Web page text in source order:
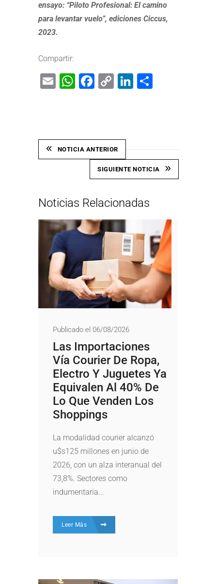
ensayo: “Piloto Profesional: El camino
para levantar vuelo”, ediciones Ciccus,
2023.
Compartir:
EmailWhatsApp
Facebook
CopyLinkedIn
NOTICIA ANTERIOR
SIGUIENTE NOTICIA
Noticias Relacionadas
Publicado el 06/08/2026
Las Importaciones
Vía Courier De Ropa,
Electro Y Juguetes Ya
Equivalen Al 40% De
Lo Que Venden Los
Shoppings
La modalidad courier alcanzó
u$s125 millones en junio de
2026, con un alza interanual del
73,8%. Sectores como
indumentaria...
Leer Más